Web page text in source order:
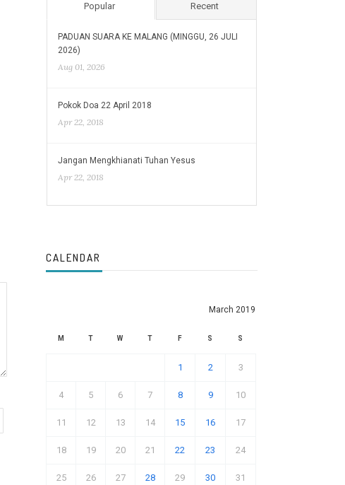
Popular Recent
PADUAN SUARA KE MALANG (MINGGU, 26 JULI
2026)
Aug 01, 2026
Pokok Doa 22 April 2018
Apr 22, 2018
Jangan Mengkhianati Tuhan Yesus
Apr 22, 2018
CALENDAR
March 2019
M T W T F S S
1 2 3
4 5 6 7 8 9 10
11 12 13 14 15 16 17
18 19 20 21 22 23 24
25 26 27 28 29 30 31